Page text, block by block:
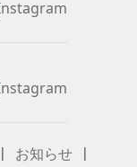
お知らせ